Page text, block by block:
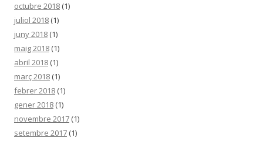
octubre 2018 (1)
juliol 2018 (1)
juny 2018 (1)
maig 2018 (1)
abril 2018 (1)
març 2018 (1)
febrer 2018 (1)
gener 2018 (1)
novembre 2017 (1)
setembre 2017 (1)